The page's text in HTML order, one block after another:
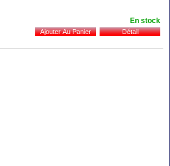
En stock